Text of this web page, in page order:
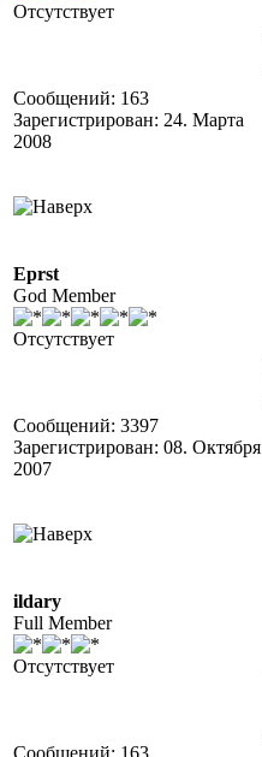
Отсутствует
Сообщений: 163
Зарегистрирован: 24. Марта
2008
Eprst
God Member
Отсутствует
Сообщений: 3397
Зарегистрирован: 08. Октября
2007
ildary
Full Member
Отсутствует
Сообщений: 163